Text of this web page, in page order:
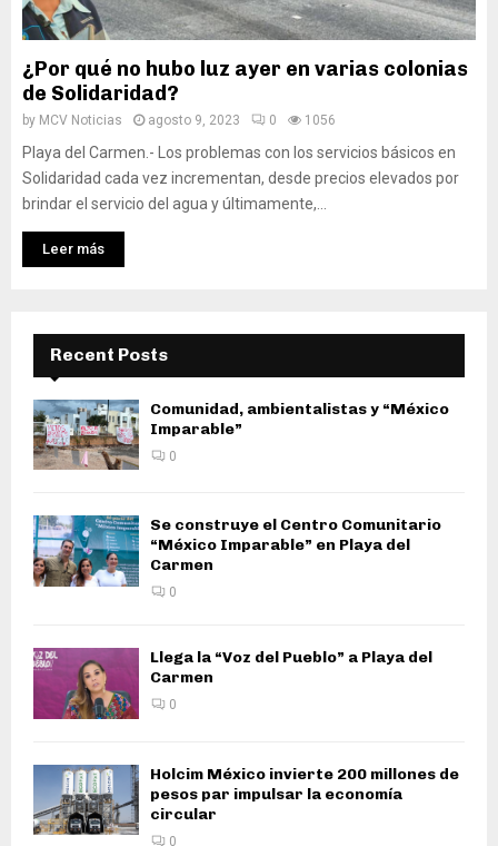
¿Por qué no hubo luz ayer en varias colonias
de Solidaridad?
by MCV Noticias agosto 9, 2023 0 1056
Playa del Carmen.- Los problemas con los servicios básicos en
Solidaridad cada vez incrementan, desde precios elevados por
brindar el servicio del agua y últimamente,...
Leer más
Recent Posts
Comunidad, ambientalistas y “México
Imparable”
0
Se construye el Centro Comunitario
“México Imparable” en Playa del
Carmen
0
Llega la “Voz del Pueblo” a Playa del
Carmen
0
Holcim México invierte 200 millones de
pesos par impulsar la economía
circular
0